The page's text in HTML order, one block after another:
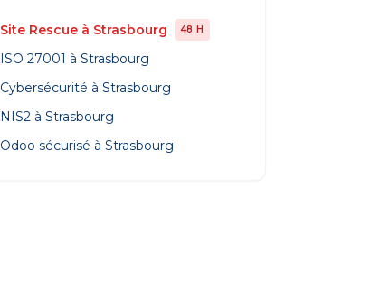
Site Rescueà Strasbourg 48 H
ISO 27001 à Strasbourg
Cybersécurité à Strasbourg
NIS2à Strasbourg
Odoo sécurisé à Strasbourg